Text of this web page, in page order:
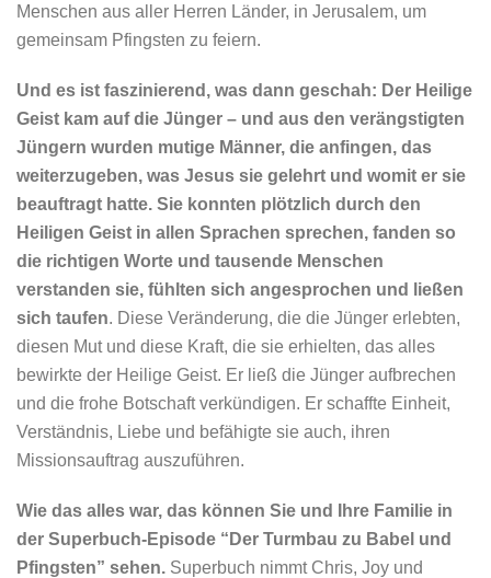
Menschen aus aller Herren Länder, in Jerusalem, um
gemeinsam Pfingsten zu feiern.
Und es ist faszinierend, was dann geschah: Der Heilige
Geist kam auf die Jünger – und aus den verängstigten
Jüngern wurden mutige Männer, die anfingen, das
weiterzugeben, was Jesus sie gelehrt und womit er sie
beauftragt hatte. Sie konnten plötzlich durch den
Heiligen Geist in allen Sprachen sprechen, fanden so
die richtigen Worte und tausende Menschen
verstanden sie, fühlten sich angesprochen und ließen
sich taufen. Diese Veränderung, die die Jünger erlebten,
diesen Mut und diese Kraft, die sie erhielten, das alles
bewirkte der Heilige Geist. Er ließ die Jünger aufbrechen
und die frohe Botschaft verkündigen. Er schaffte Einheit,
Verständnis, Liebe und befähigte sie auch, ihren
Missionsauftrag auszuführen.
Wie das alles war, das können Sie und Ihre Familie in
der Superbuch-Episode “Der Turmbau zu Babel und
Pfingsten” sehen. Superbuch nimmt Chris, Joy und